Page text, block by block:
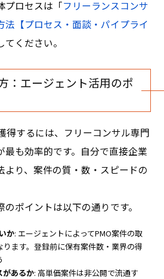
プロセスは「フリーランスコンサ
法【プロセス・面談・パイプライ
てください。
：エージェント活用のポ
得するには、フリーコンサル専門
最も効率的です。自分で直接企業
より、案件の質・数・スピードの
ポイントは以下の通りです。
か: エージェントによってPMO案件の取
ります。登録前に保有案件数・業界の得
があるか: 高単価案件は非公開で流通す